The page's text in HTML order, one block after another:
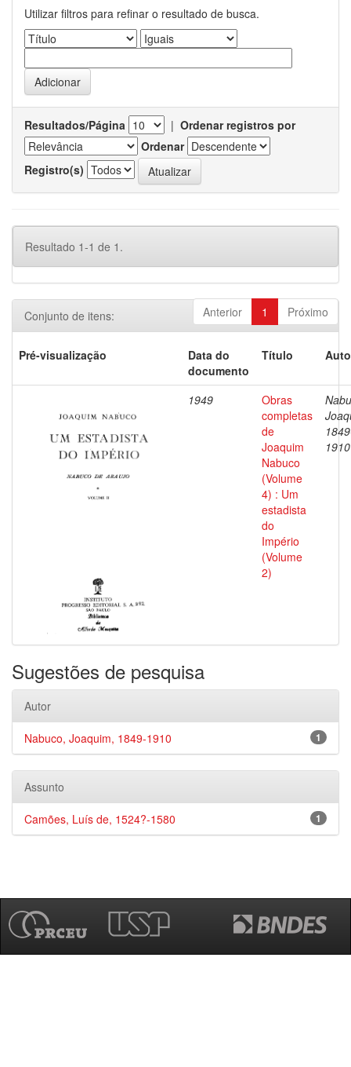
Utilizar filtros para refinar o resultado de busca.
Resultados/Página | Ordenar registros por
Ordenar
Registro(s)
Resultado 1-1 de 1.
Anterior 1 Próximo
Conjunto de itens:
Pré-visualização
Data do
documento
Título
1949
Obras
completas
de
Joaquim
Nabuco
(Volume
4) : Um
estadista
do
Império
(Volume
2)
1910
Sugestões de pesquisa
Autor
1
Nabuco, Joaquim, 1849-1910
Assunto
1
Camões, Luís de, 1524?-1580